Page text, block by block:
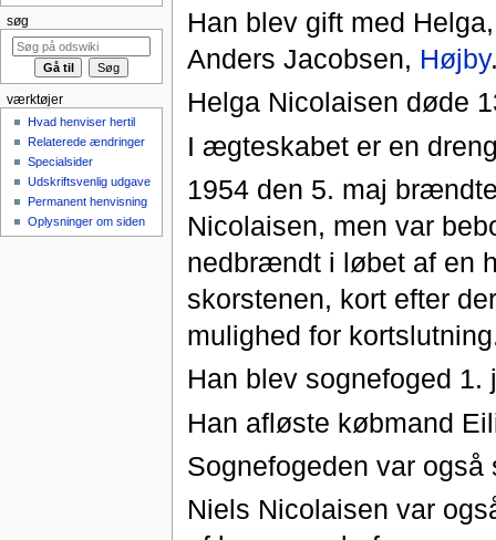
Han blev gift med
Anders Jacobsen, Højby
Helga Nicolaisen døde
I ægteskabet er en
1954 den 5. maj
Nicolaisen, men var
nedbrændt i løbet af en
skorstenen, kort efter
mulighed for
Han blev sognefoged 1.
Han afløste købmand
Sognefogeden var også
Niels Nicolaisen var
søg
værktøjer
Hvad henviser hertil
Relaterede ændringer
Specialsider
Udskriftsvenlig udgave
Permanent henvisning
Oplysninger om siden